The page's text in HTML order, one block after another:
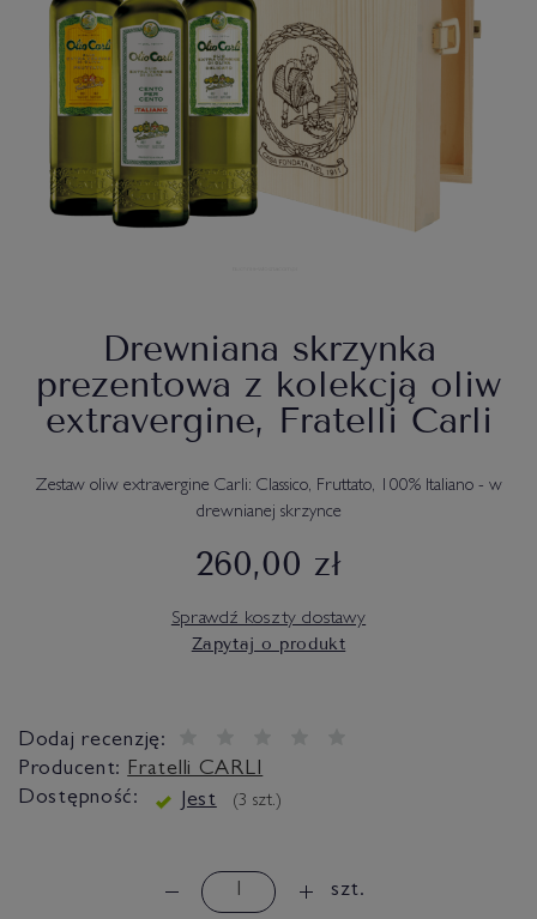
Drewniana skrzynka
prezentowa z kolekcją oliw
extravergine, Fratelli Carli
Zestaw oliw extravergine Carli: Classico, Fruttato, 100% Italiano - w
drewnianej skrzynce
260,00 zł
Sprawdź koszty dostawy
Zapytaj o produkt
Dodaj recenzję:
Producent: Fratelli CARLI
Dostępność:
Jest (3 szt.)
szt.